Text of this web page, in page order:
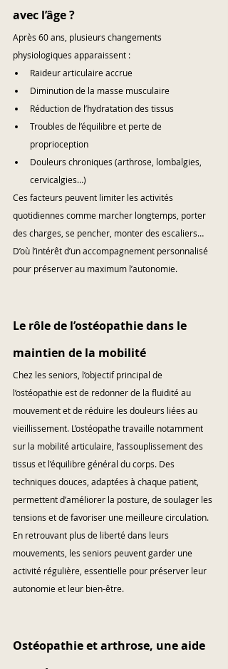
avec l’âge ?
Après 60 ans, plusieurs changements
physiologiques apparaissent :
Raideur articulaire accrue
Diminution de la masse musculaire
Réduction de l’hydratation des tissus
Troubles de l’équilibre et perte de
proprioception
Douleurs chroniques (arthrose, lombalgies,
cervicalgies…)
Ces facteurs peuvent limiter les activités
quotidiennes comme marcher longtemps, porter
des charges, se pencher, monter des escaliers…
D’où l’intérêt d’un accompagnement personnalisé
pour préserver au maximum l’autonomie.
Le rôle de l’ostéopathie dans le
maintien de la mobilité
Chez les seniors, l’objectif principal de
l’ostéopathie est de redonner de la fluidité au
mouvement et de réduire les douleurs liées au
vieillissement. L’ostéopathe travaille notamment
sur la mobilité articulaire, l’assouplissement des
tissus et l’équilibre général du corps. Des
techniques douces, adaptées à chaque patient,
permettent d’améliorer la posture, de soulager les
tensions et de favoriser une meilleure circulation.
En retrouvant plus de liberté dans leurs
mouvements, les seniors peuvent garder une
activité régulière, essentielle pour préserver leur
autonomie et leur bien-être.
Ostéopathie et arthrose, une aide